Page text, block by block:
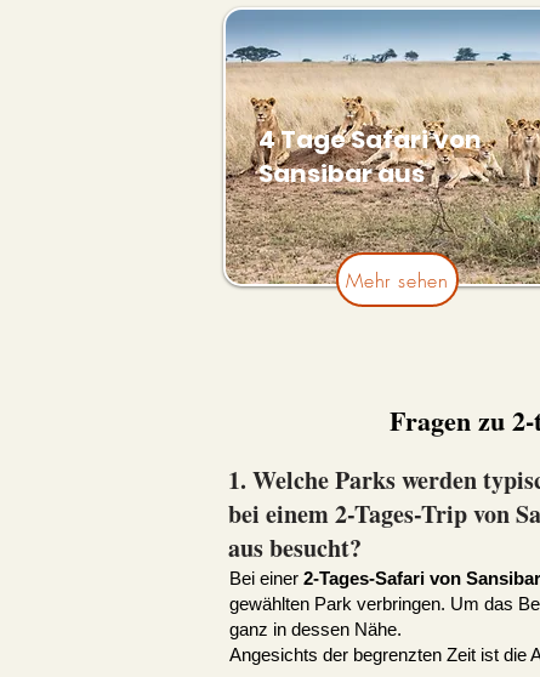
4 Tage Safari von
Sansibar aus
Mehr sehen
Fragen zu
1. Welche Parks werden
bei einem 2-Tages-Trip von
aus besucht?
Bei einer 2-Tages-Safari von
gewählten Park verbringen. Um das
ganz in dessen Nähe.
Angesichts der begrenzten Zeit ist die